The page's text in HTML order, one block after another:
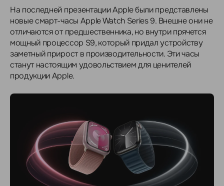
На последней презентации Apple были представлены
новые смарт-часы Apple Watch Series 9. Внешне они не
отличаются от предшественника, но внутри прячется
мощный процессор S9, который придал устройству
заметный прирост в производительности. Эти часы
станут настоящим удовольствием для ценителей
продукции Apple.